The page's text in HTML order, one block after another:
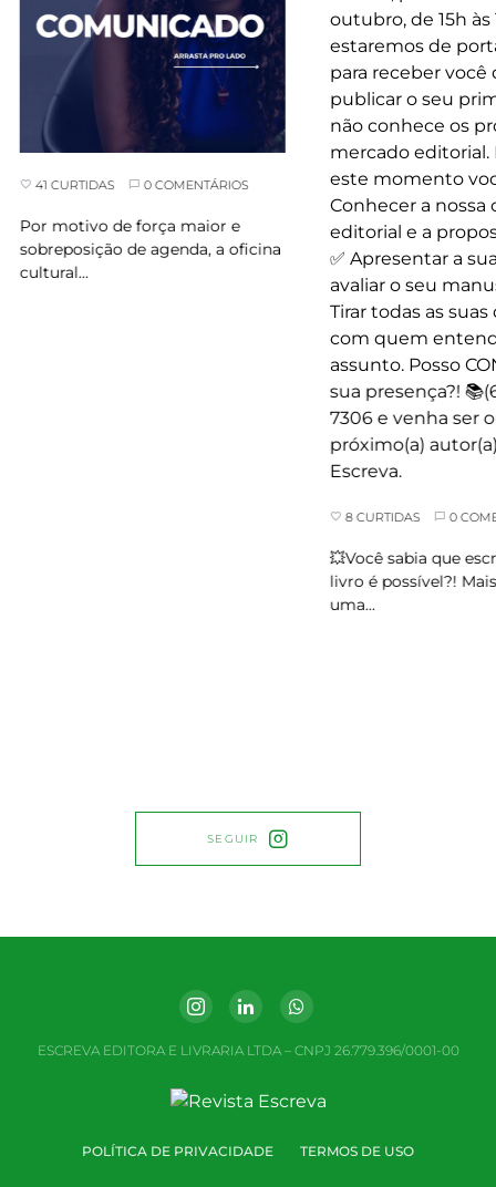
41 CURTIDAS 0 COMENTÁRIOS
Por motivo de força maior e
sobreposição de agenda, a oficina
cultural…
8 CURTIDAS 0
💥Você sabia que
livro é possível?! Mais
uma…
SEGUIR
ESCREVA EDITORA E LIVRARIA LTDA – CNPJ 26.779.396/0001-00
POLÍTICA DE PRIVACIDADE TERMOS DE USO